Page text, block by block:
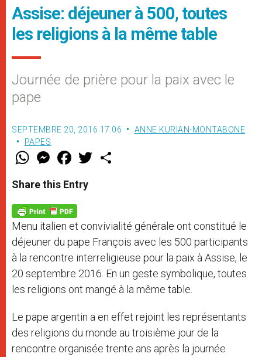
Assise: déjeuner à 500, toutes
les religions à la même table
Journée de prière pour la paix avec le
pape
SEPTEMBRE 20, 2016 17:06
ANNE KURIAN-MONTABONE
PAPES
W
t
s
p
p
M
e
s
e
g
e
r
F
a
e
b
o
k
w
Share this Entry
Menu italien et convivialité générale ont constitué le
déjeuner du pape François avec les 500 participants
à la rencontre interreligieuse pour la paix à Assise, le
20 septembre 2016. En un geste symbolique, toutes
les religions ont mangé à la même table.
Le pape argentin a en effet rejoint les représentants
des religions du monde au troisième jour de la
rencontre organisée trente ans après la journée